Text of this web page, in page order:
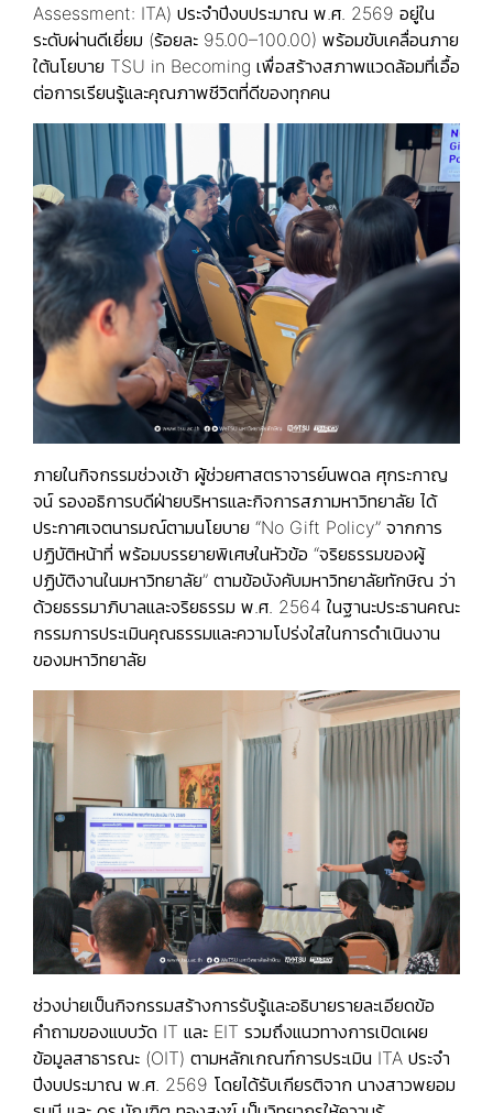
Assessment: ITA) ประจำปีงบประมาณ พ.ศ. 2569 อยู่ใน
ระดับผ่านดีเยี่ยม (ร้อยละ 95.00–100.00) พร้อมขับเคลื่อนภาย
ใต้นโยบาย TSU in Becoming เพื่อสร้างสภาพแวดล้อมที่เอื้อ
ต่อการเรียนรู้และคุณภาพชีวิตที่ดีของทุกคน
ภายในกิจกรรมช่วงเช้า ผู้ช่วยศาสตราจารย์นพดล ศุกระกาญ
จน์ รองอธิการบดีฝ่ายบริหารและกิจการสภามหาวิทยาลัย ได้
ประกาศเจตนารมณ์ตามนโยบาย “No Gift Policy” จากการ
ปฏิบัติหน้าที่ พร้อมบรรยายพิเศษในหัวข้อ “จริยธรรมของผู้
ปฏิบัติงานในมหาวิทยาลัย” ตามข้อบังคับมหาวิทยาลัยทักษิณ ว่า
ด้วยธรรมาภิบาลและจริยธรรม พ.ศ. 2564 ในฐานะประธานคณะ
กรรมการประเมินคุณธรรมและความโปร่งใสในการดำเนินงาน
ของมหาวิทยาลัย
ช่วงบ่ายเป็นกิจกรรมสร้างการรับรู้และอธิบายรายละเอียดข้อ
คำถามของแบบวัด IT และ EIT รวมถึงแนวทางการเปิดเผย
ข้อมูลสาธารณะ (OIT) ตามหลักเกณฑ์การประเมิน ITA ประจำ
ปีงบประมาณ พ.ศ. 2569 โดยได้รับเกียรติจาก นางสาวพยอม